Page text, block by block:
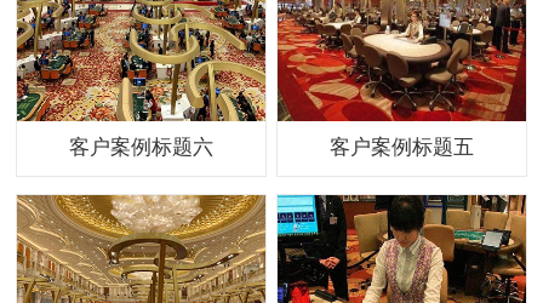
客户案例标题六 客户案例标题五